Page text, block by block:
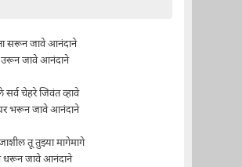
सरून जावे आनंदाने
जावे आनंदाने
चेहरे जिवंत व्हावे
भरून जावे आनंदाने
तू तुझ्या मागेमागे
धरून जावे आनंदाने